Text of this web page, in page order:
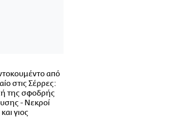
από
στις Σέρρες:
της σφοδρής
- Νεκροί
γιος